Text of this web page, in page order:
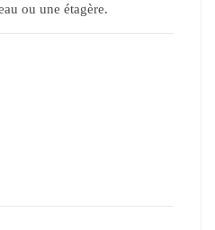
ou une étagère.